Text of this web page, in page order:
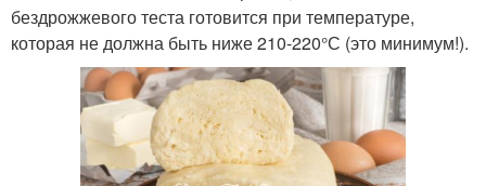
бездрожжевого теста готовится при температуре,
которая не должна быть ниже 210-220°С (это минимум!).